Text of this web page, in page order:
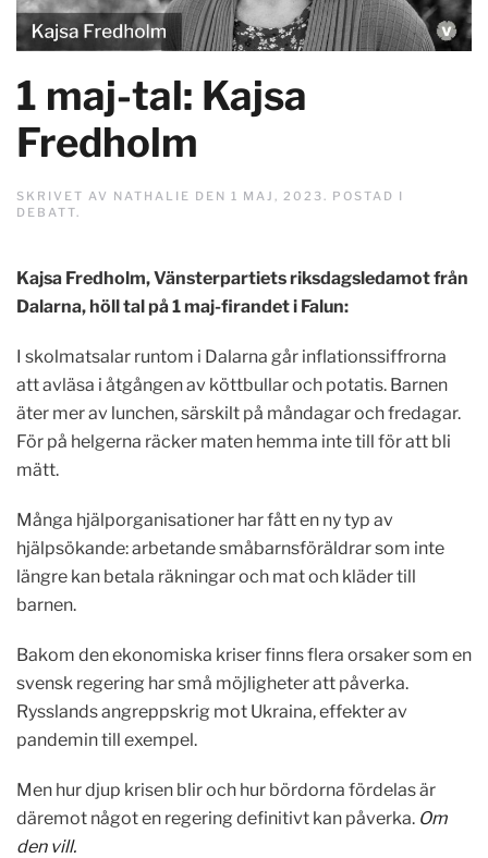
1 maj-tal: Kajsa
Fredholm
SKRIVET AV NATHALIE DEN 1 MAJ, 2023 . POSTAD I
DEBATT.
Kajsa Fredholm, Vänsterpartiets riksdagsledamot från
Dalarna, höll tal på 1 maj-firandet i Falun:
I skolmatsalar runtom i Dalarna går inflationssiffrorna
att avläsa i åtgången av köttbullar och potatis. Barnen
äter mer av lunchen, särskilt på måndagar och fredagar.
För på helgerna räcker maten hemma inte till för att bli
mätt.
Många hjälporganisationer har fått en ny typ av
hjälpsökande: arbetande småbarnsföräldrar som inte
längre kan betala räkningar och mat och kläder till
barnen.
Bakom den ekonomiska kriser finns flera orsaker som en
svensk regering har små möjligheter att påverka.
Rysslands angreppskrig mot Ukraina, effekter av
pandemin till exempel.
Men hur djup krisen blir och hur bördorna fördelas är
däremot något en regering definitivt kan påverka. Om
den vill.